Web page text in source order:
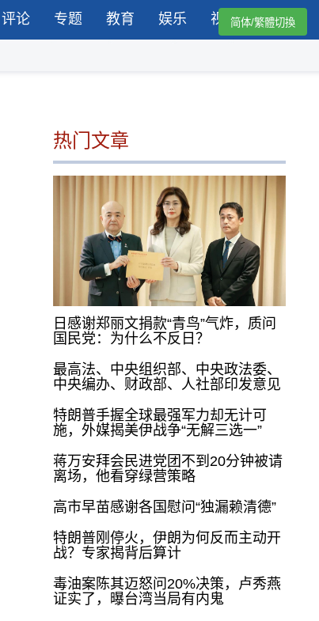
评论 专题 教育 娱乐 视频简体/繁體切換
热门文章
日感谢郑丽文捐款“青鸟”气炸，质问
国民党：为什么不反日？
最高法、中央组织部、中央政法委、
中央编办、财政部、人社部印发意见
特朗普手握全球最强军力却无计可
施，外媒揭美伊战争“无解三选一”
蒋万安拜会民进党团不到20分钟被请
离场，他看穿绿营策略
高市早苗感谢各国慰问“独漏赖清德”
特朗普刚停火，伊朗为何反而主动开
战？专家揭背后算计
毒油案陈其迈怒问20%决策，卢秀燕
证实了，曝台湾当局有内鬼